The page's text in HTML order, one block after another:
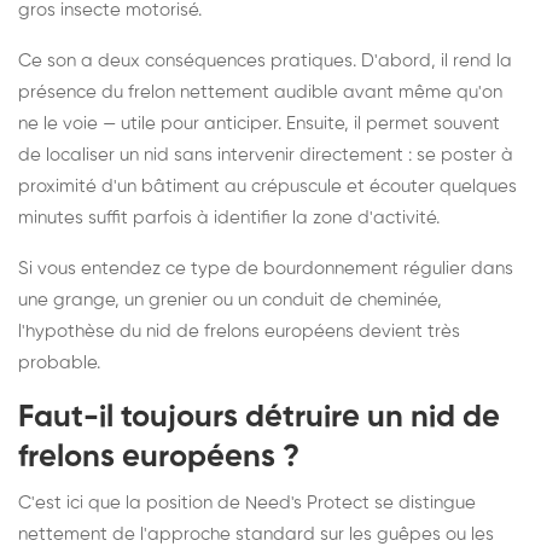
gros insecte motorisé.
Ce son a deux conséquences pratiques. D'abord, il rend la
présence du frelon nettement audible avant même qu'on
ne le voie — utile pour anticiper. Ensuite, il permet souvent
de localiser un nid sans intervenir directement : se poster à
proximité d'un bâtiment au crépuscule et écouter quelques
minutes suffit parfois à identifier la zone d'activité.
Si vous entendez ce type de bourdonnement régulier dans
une grange, un grenier ou un conduit de cheminée,
l'hypothèse du nid de frelons européens devient très
probable.
Faut-il toujours détruire un nid de
frelons européens ?
C'est ici que la position de Need's Protect se distingue
nettement de l'approche standard sur les guêpes ou les